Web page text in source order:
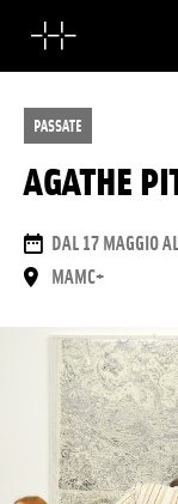
PASSATE
AGATHE
DATE
DAL 17 MAGGIO
LUOGO
MAMC+